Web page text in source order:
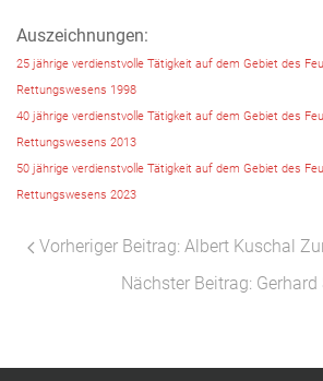
Auszeichnungen:
25 jährige verdienstvolle Tätigkeit auf dem Gebiet des
Rettungswesens 1998
40 jährige verdienstvolle Tätigkeit auf dem Gebiet des
Rettungswesens 2013
50 jährige verdienstvolle Tätigkeit auf dem Gebiet des
Rettungswesens 2023
Vorheriger Beitrag: Albert Kuschal
Nächster Beitrag: Gerhard